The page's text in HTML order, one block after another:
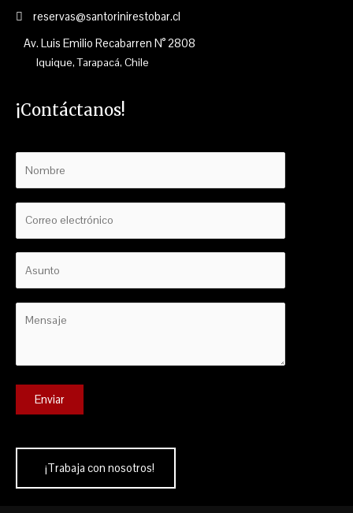
reservas@santorinirestobar.cl
Av. Luis Emilio Recabarren N° 2808
Iquique, Tarapacá, Chile
¡Contáctanos!
¡Trabaja con nosotros!